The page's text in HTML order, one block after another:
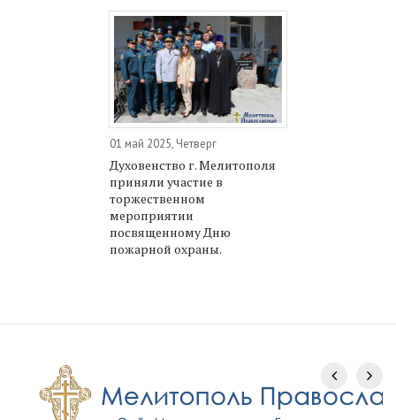
01 май 2025, Четверг
Духовенство г. Мелитополя
приняли участие в
торжественном
мероприятии
посвященному Дню
пожарной охраны.